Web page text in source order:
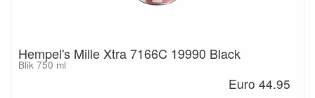
Hempel's Mille Xtra 7166C 19990 Black
Blik 750 ml
Euro 44.95